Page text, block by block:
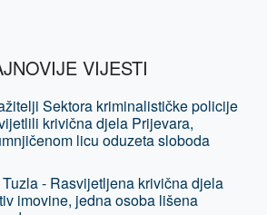
VIJESTI
Sektora kriminalističke policije
krivična djela Prijevara,
licu oduzeta sloboda
- Rasvijetljena krivična djela
imovine, jedna osoba lišena